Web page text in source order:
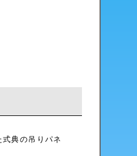
典の吊りパネ